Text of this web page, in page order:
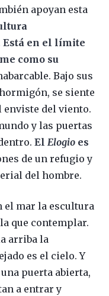
apoyan esta
Está en el límite
como su
Bajo sus
se siente
enviste del viento.
y las puertas
El Elogio es
de un refugio y
del hombre.
el mar la escultura
que contemplar.
arriba la
es el cielo. Y
puerta abierta,
a entrar y